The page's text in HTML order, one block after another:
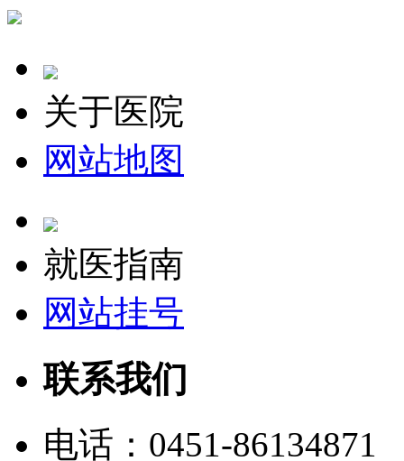
关于医院
网站地图
就医指南
网站挂号
联系我们
电话： 0451-86134871